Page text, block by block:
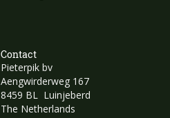
Contact
Pieterpik bv
Aengwirderweg 167
8459 BL Luinjeberd
The Netherlands